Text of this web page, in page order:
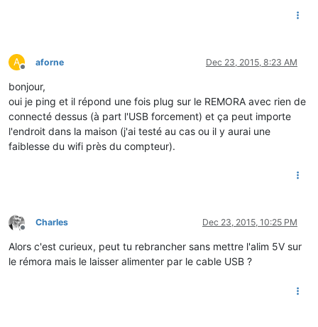
A
Offline
aforne Dec 23, 2015, 8:23 AM
bonjour,
oui je ping et il répond une fois plug sur le REMORA avec rien de
connecté dessus (à part l'USB forcement) et ça peut importe
l'endroit dans la maison (j'ai testé au cas ou il y aurai une
faiblesse du wifi près du compteur).
Offline
Charles Dec 23, 2015, 10:25 PM
Alors c'est curieux, peut tu rebrancher sans mettre l'alim 5V sur
le rémora mais le laisser alimenter par le cable USB ?